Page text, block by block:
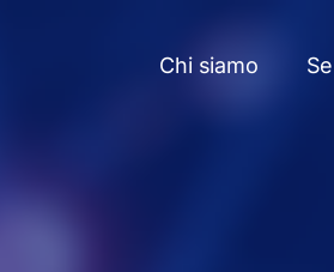
Chi siamo